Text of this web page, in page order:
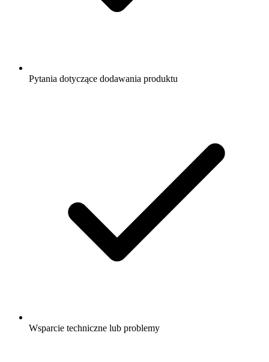
Pytania dotyczące dodawania produktu
Wsparcie techniczne lub problemy